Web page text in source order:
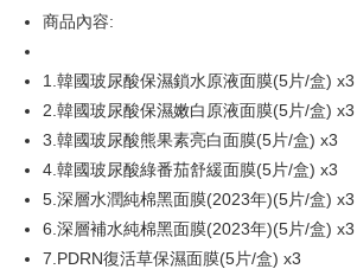
AFTEE
1. Dengan memilih AFTEE sebagai kaedah
pengesahan AFTEE akan muncul.
2. Anda boleh meneruskan pembayaran selepas
3. Tiada bayaran diperlukan apabila pesanan
dihantar ke alamat yang ditetapkan.
4. Setelah pesanan disahkan, anda akan
AFTEE.
5. Tiada bayaran diperlukan apabila anda
Pemindahan ATM
Pilihan Penghantaran
全家付款取貨
NT$100/pesanan | Penghantaran percuma
NT$600 atau lebih
商品內容:
1.韓國玻尿酸保濕鎖水原液面膜(5片/盒) x3
2.韓國玻尿酸保濕嫩白原液面膜(5片/盒) x3
3.韓國玻尿酸熊果素亮白面膜(5片/盒) x3
4.韓國玻尿酸綠番茄舒緩面膜(5片/盒) x3
5.深層水潤純棉黑面膜(2023年)(5片/盒) x3
6.深層補水純棉黑面膜(2023年)(5片/盒) x3
7.PDRN復活草保濕面膜(5片/盒) x3